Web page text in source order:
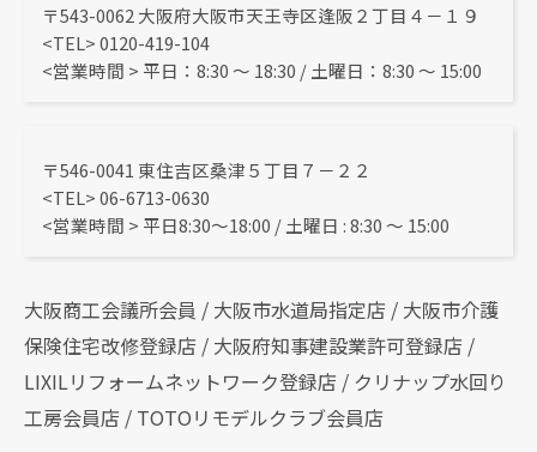
〒543-0062 大阪府大阪市天王寺区逢阪２丁目４－１９
<TEL> 0120-419-104
<営業時間 > 平日：8:30 〜 18:30 / 土曜日：8:30 ～ 15:00
〒546-0041 東住吉区桑津５丁目７－２２
<TEL> 06-6713-0630
<営業時間 > 平日8:30～18:00 / 土曜日 : 8:30 ～ 15:00
大阪商工会議所会員 / 大阪市水道局指定店 / 大阪市介護
保険住宅改修登録店 / 大阪府知事建設業許可登録店 /
LIXILリフォームネットワーク登録店 / クリナップ水回り
工房会員店 / TOTOリモデルクラブ会員店